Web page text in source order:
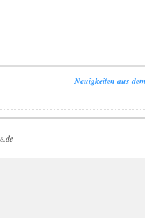
Neuigkeiten aus